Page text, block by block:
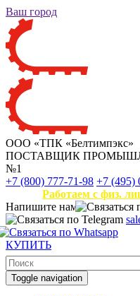
Ваш город
ООО «ТПК «Белтимпэкс»
ПОСТАВЩИК
№1
+7 (800) 777-71-98 +7 (495)
Работаем с физ.
Напишите нам
КУПИТЬ
Toggle navigation